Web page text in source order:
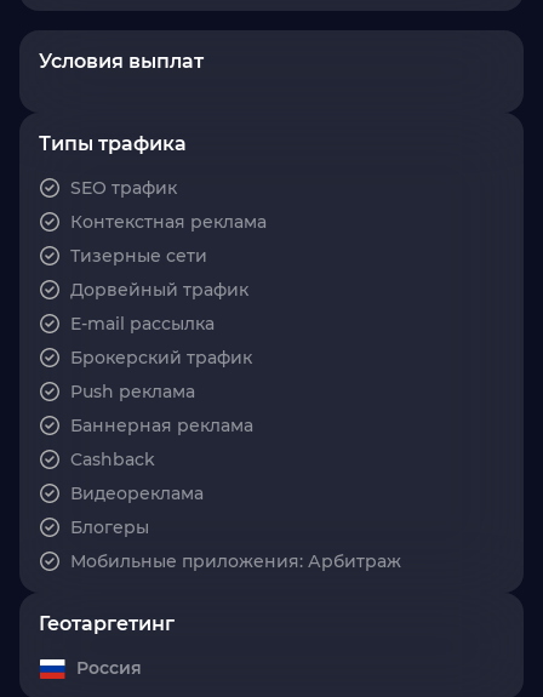
Условия выплат
Типы трафика
SEO трафик
Контекстная реклама
Тизерные сети
Дорвейный трафик
E-mail рассылка
Брокерский трафик
Push реклама
Баннерная реклама
Cashback
Видеореклама
Блогеры
Мобильные приложения: Арбитраж
Геотаргетинг
Россия